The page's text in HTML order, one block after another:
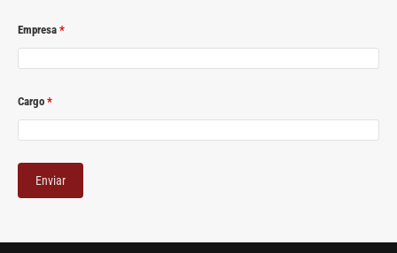
Empresa *
Cargo *